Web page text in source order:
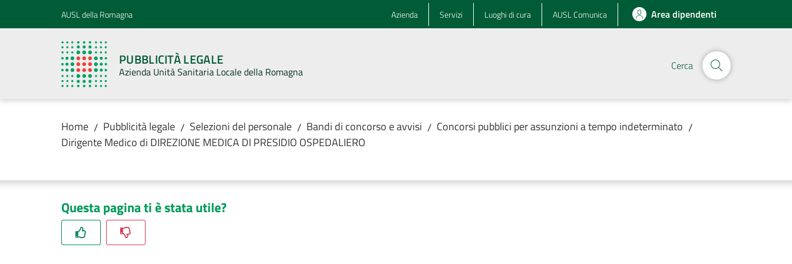
Vai al contenuto
Vai alla navigazioneAUSL della Romagna Azienda Servizi Luoghi di cura AUSL Comunica Area dipendenti
PUBBLICITÀ LEGALE
Azienda Unità Sanitaria Locale della Romagna Cerca
Home / Pubblicità legale / Selezioni del personale / Bandi di concorso e avvisi / Concorsi pubblici per assunzioni a tempo indeterminato /
Dirigente Medico di DIREZIONE MEDICA DI PRESIDIO OSPEDALIERO
Questa pagina ti è stata utile?